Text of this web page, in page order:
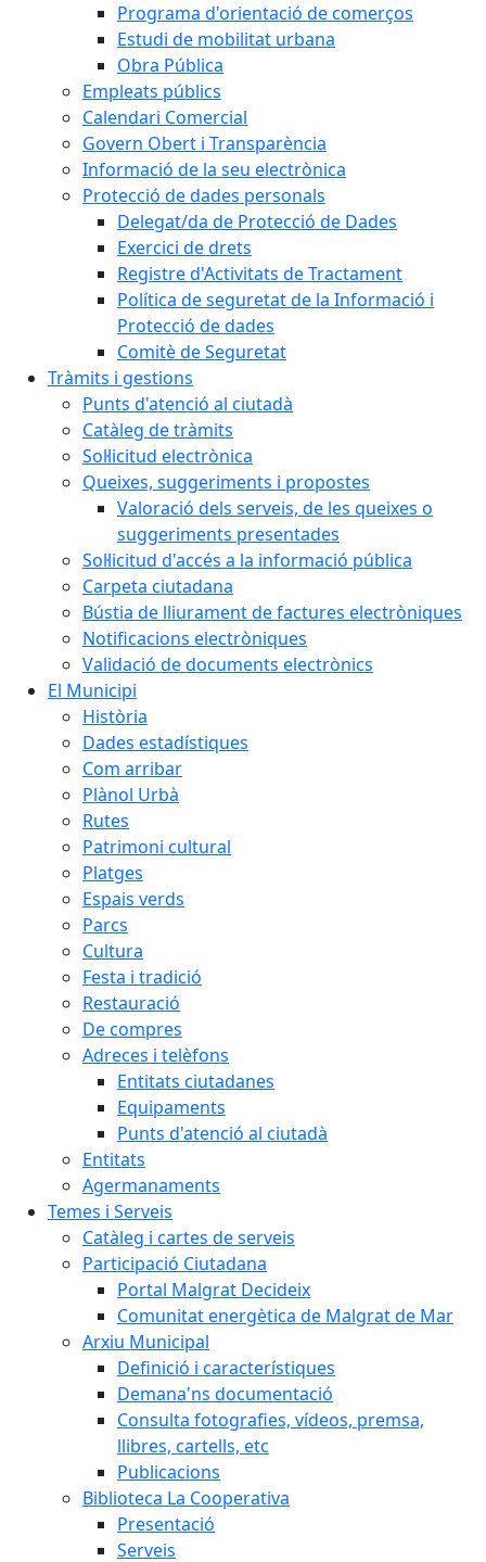
Programa d'orientació de comerços
Estudi de mobilitat urbana
Obra Pública
Empleats públics
Calendari Comercial
Govern Obert i Transparència
Informació de la seu electrònica
Protecció de dades personals
Delegat/da de Protecció de Dades
Exercici de drets
Registre d'Activitats de Tractament
Política de seguretat de la Informació i
Protecció de dades
Comitè de Seguretat
Tràmits i gestions
Punts d'atenció al ciutadà
Catàleg de tràmits
Sol·licitud electrònica
Queixes, suggeriments i propostes
Valoració dels serveis, de les queixes o
suggeriments presentades
Sol·licitud d'accés a la informació pública
Carpeta ciutadana
Bústia de lliurament de factures electròniques
Notificacions electròniques
Validació de documents electrònics
El Municipi
Història
Dades estadístiques
Com arribar
Plànol Urbà
Rutes
Patrimoni cultural
Platges
Espais verds
Parcs
Cultura
Festa i tradició
Restauració
De compres
Adreces i telèfons
Entitats ciutadanes
Equipaments
Punts d'atenció al ciutadà
Entitats
Agermanaments
Temes i Serveis
Catàleg i cartes de serveis
Participació Ciutadana
Portal Malgrat Decideix
Comunitat energètica de Malgrat de Mar
Arxiu Municipal
Definició i característiques
Demana'ns documentació
Consulta fotografies, vídeos, premsa,
llibres, cartells, etc
Publicacions
Biblioteca La Cooperativa
Presentació
Serveis